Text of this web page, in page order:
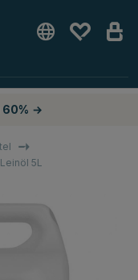
60% →
Leinöl 5L